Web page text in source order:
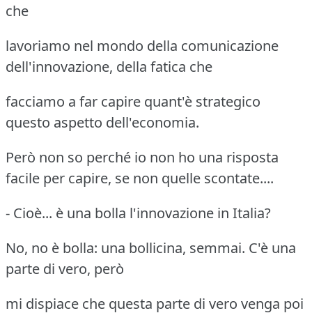
che
lavoriamo nel mondo della comunicazione
dell'innovazione, della fatica che
facciamo a far capire quant'è strategico
questo aspetto dell'economia.
Però non so perché io non ho una risposta
facile per capire, se non quelle scontate....
- Cioè... è una bolla l'innovazione in Italia?
No, no è bolla: una bollicina, semmai. C'è una
parte di vero, però
mi dispiace che questa parte di vero venga poi